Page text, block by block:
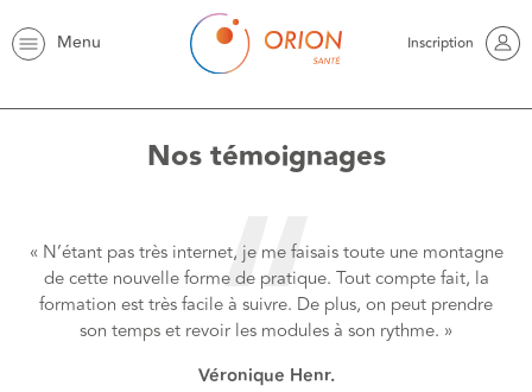
Menu Inscription
Nos témoignages
« N’étant pas très internet, je me faisais toute une montagne
de cette nouvelle forme de pratique. Tout compte fait, la
formation est très facile à suivre. De plus, on peut prendre
son temps et revoir les modules à son rythme. »
Véronique Henr.